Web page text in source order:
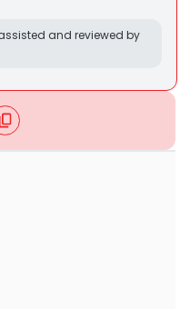
and reviewed by